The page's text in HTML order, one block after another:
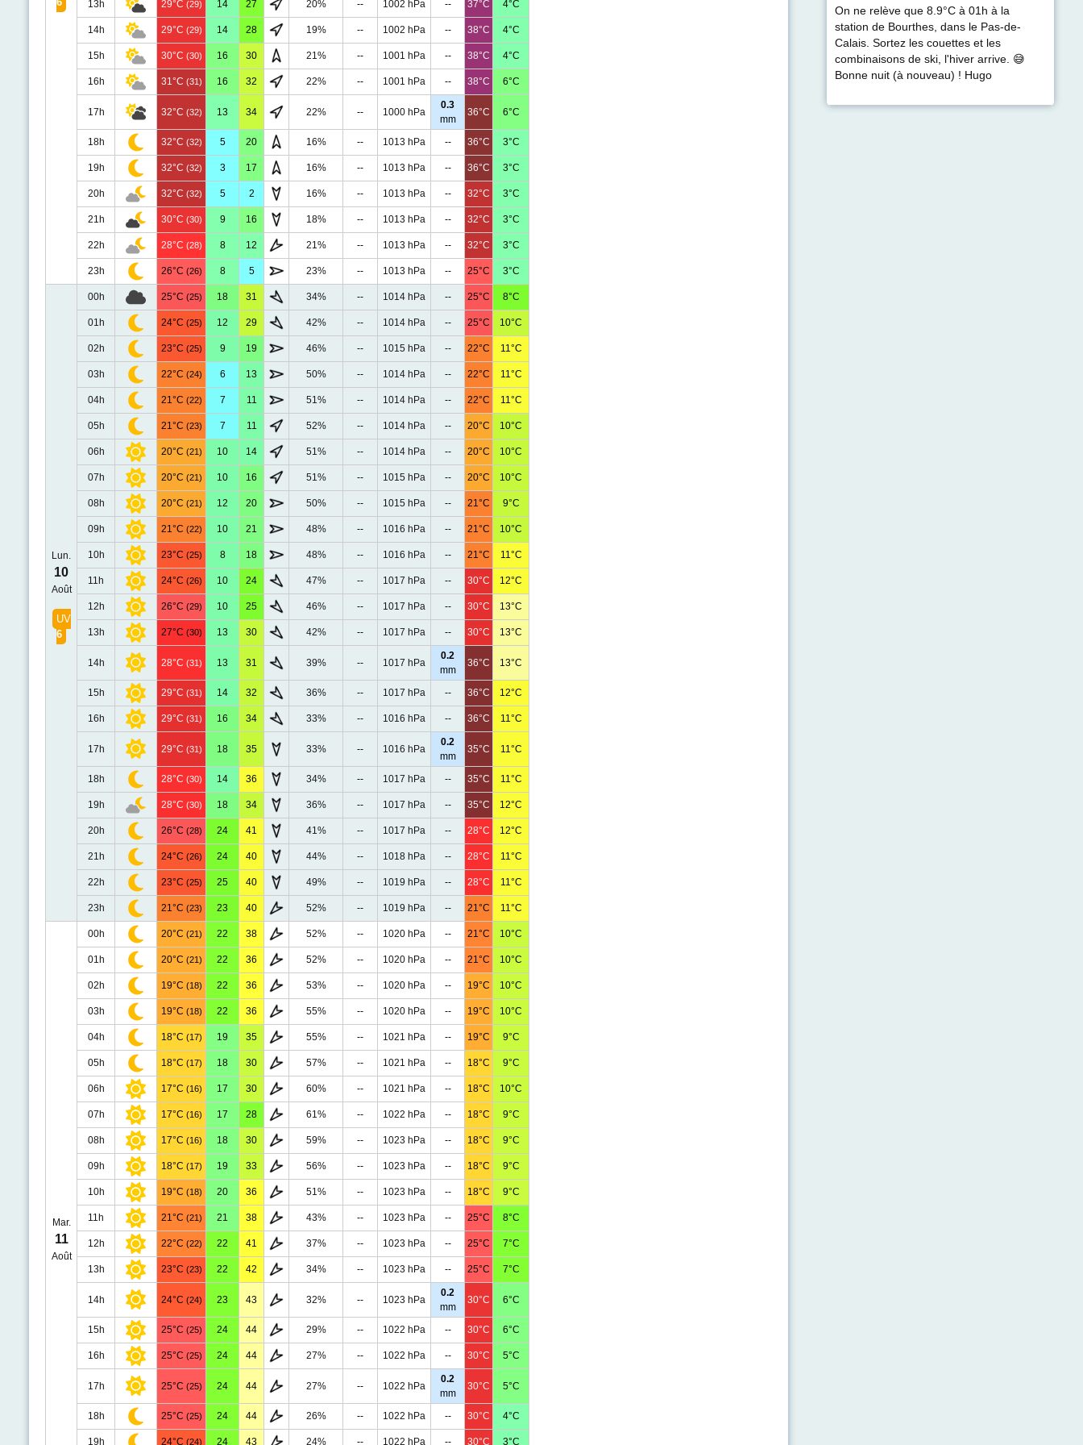
13h 29°C (29) 14 27 20% -- 1002 hPa -- 37°C 4°C
14h 29°C (29) 14 28 19% -- 1002 hPa -- 38°C 4°C
15h 30°C (30) 16 30 21% -- 1001 hPa -- 38°C 4°C
16h 31°C (31) 16 32 22% -- 1001 hPa -- 38°C 6°C
17h 32°C (32) 13 34 22% -- 1000 hPa
0.3
mm
36°C 6°C
18h 32°C (32) 5 20 16% -- 1013 hPa -- 36°C 3°C
19h 32°C (32) 3 17 16% -- 1013 hPa -- 36°C 3°C
20h 32°C (32) 5 2 16% -- 1013 hPa -- 32°C 3°C
21h 30°C (30) 9 16 18% -- 1013 hPa -- 32°C 3°C
22h 28°C (28) 8 12 21% -- 1013 hPa -- 32°C 3°C
23h 26°C (26) 8 5 23% -- 1013 hPa -- 25°C 3°C
Lun.
10
Août
UV
6
00h 25°C (25) 18 31 34% -- 1014 hPa -- 25°C 8°C
01h 24°C (25) 12 29 42% -- 1014 hPa -- 25°C 10°C
02h 23°C (25) 9 19 46% -- 1015 hPa -- 22°C 11°C
03h 22°C (24) 6 13 50% -- 1014 hPa -- 22°C 11°C
04h 21°C (22) 7 11 51% -- 1014 hPa -- 22°C 11°C
05h 21°C (23) 7 11 52% -- 1014 hPa -- 20°C 10°C
06h 20°C (21) 10 14 51% -- 1014 hPa -- 20°C 10°C
07h 20°C (21) 10 16 51% -- 1015 hPa -- 20°C 10°C
08h 20°C (21) 12 20 50% -- 1015 hPa -- 21°C 9°C
09h 21°C (22) 10 21 48% -- 1016 hPa -- 21°C 10°C
10h 23°C (25) 8 18 48% -- 1016 hPa -- 21°C 11°C
11h 24°C (26) 10 24 47% -- 1017 hPa -- 30°C 12°C
12h 26°C (29) 10 25 46% -- 1017 hPa -- 30°C 13°C
13h 27°C (30) 13 30 42% -- 1017 hPa -- 30°C 13°C
14h 28°C (31) 13 31 39% -- 1017 hPa
0.2
mm
36°C 13°C
15h 29°C (31) 14 32 36% -- 1017 hPa -- 36°C 12°C
16h 29°C (31) 16 34 33% -- 1016 hPa -- 36°C 11°C
17h 29°C (31) 18 35 33% -- 1016 hPa
0.2
mm
35°C 11°C
18h 28°C (30) 14 36 34% -- 1017 hPa -- 35°C 11°C
19h 28°C (30) 18 34 36% -- 1017 hPa -- 35°C 12°C
20h 26°C (28) 24 41 41% -- 1017 hPa -- 28°C 12°C
21h 24°C (26) 24 40 44% -- 1018 hPa -- 28°C 11°C
22h 23°C (25) 25 40 49% -- 1019 hPa -- 28°C 11°C
23h 21°C (23) 23 40 52% -- 1019 hPa -- 21°C 11°C
Mar.
11
Août
00h 20°C (21) 22 38 52% -- 1020 hPa -- 21°C 10°C
01h 20°C (21) 22 36 52% -- 1020 hPa -- 21°C 10°C
02h 19°C (18) 22 36 53% -- 1020 hPa -- 19°C 10°C
03h 19°C (18) 22 36 55% -- 1020 hPa -- 19°C 10°C
04h 18°C (17) 19 35 55% -- 1021 hPa -- 19°C 9°C
05h 18°C (17) 18 30 57% -- 1021 hPa -- 18°C 9°C
06h 17°C (16) 17 30 60% -- 1021 hPa -- 18°C 10°C
07h 17°C (16) 17 28 61% -- 1022 hPa -- 18°C 9°C
08h 17°C (16) 18 30 59% -- 1023 hPa -- 18°C 9°C
09h 18°C (17) 19 33 56% -- 1023 hPa -- 18°C 9°C
10h 19°C (18) 20 36 51% -- 1023 hPa -- 18°C 9°C
11h 21°C (21) 21 38 43% -- 1023 hPa -- 25°C 8°C
12h 22°C (22) 22 41 37% -- 1023 hPa -- 25°C 7°C
13h 23°C (23) 22 42 34% -- 1023 hPa -- 25°C 7°C
14h 24°C (24) 23 43 32% -- 1023 hPa
0.2
mm
30°C 6°C
15h 25°C (25) 24 44 29% -- 1022 hPa -- 30°C 6°C
16h 25°C (25) 24 44 27% -- 1022 hPa -- 30°C 5°C
17h 25°C (25) 24 44 27% -- 1022 hPa
0.2
mm
30°C 5°C
18h 25°C (25) 24 44 26% -- 1022 hPa -- 30°C 4°C
19h 24°C (24) 24 43 24% -- 1022 hPa -- 30°C 3°C
On ne relève que 8.9°C à 01h à la
station de Bourthes, dans le Pas-de-
Calais. Sortez les couettes et les
combinaisons de ski, l'hiver arrive. 😅
Bonne nuit (à nouveau) ! Hugo